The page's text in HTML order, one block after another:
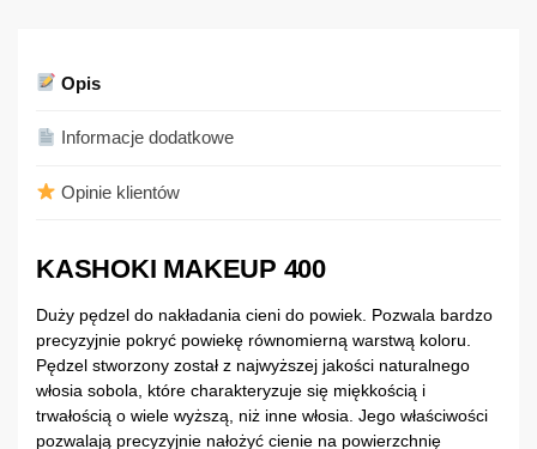
Opis
Informacje dodatkowe
Opinie klientów
KASHOKI MAKEUP 400
Duży pędzel do nakładania cieni do powiek. Pozwala bardzo
precyzyjnie pokryć powiekę równomierną warstwą koloru.
Pędzel stworzony został z najwyższej jakości naturalnego
włosia sobola, które charakteryzuje się miękkością i
trwałością o wiele wyższą, niż inne włosia. Jego właściwości
pozwalają precyzyjnie nałożyć cienie na powierzchnię